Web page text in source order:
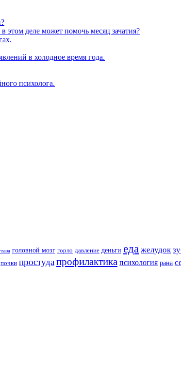
этом деле может помочь месяц зачатия?
в холодное время года.
психолога.
головной мозг горло давление деньги еда желудок
почки простудапрофилактика психология рана